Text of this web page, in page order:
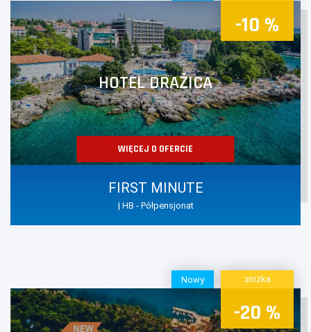
-10 %
HOTEL DRAŽICA
WIĘCEJ O OFERCIE
FIRST MINUTE
| HB - Półpensjonat
Nowy zniżka
-20 %